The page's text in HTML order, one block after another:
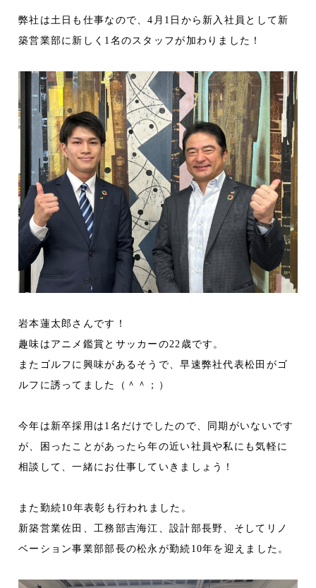
弊社は土日も仕事なので、4月1日から新入社員として新
築営業部に新しく1名のスタッフが加わりました！
岩本蓮太郎さんです！
趣味はアニメ鑑賞とサッカーの22歳です。
またゴルフに興味があるそうで、早速弊社代表松田がゴ
ルフに誘ってました（＾＾；）
今年は新卒採用は1名だけでしたので、同期がいないです
が、困ったことがあったら年の近い社員や私にも気軽に
相談して、一緒にお仕事していきましょう！
また勤続10年表彰も行われました。
新築営業佐田、工務部吉海江、設計部長野、そしてリノ
ベーション事業部部長の松永が勤続10年を迎えました。